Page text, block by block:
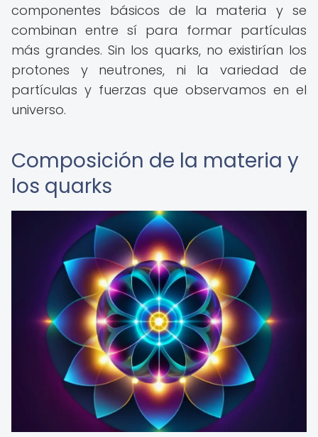
componentes básicos de la materia y se
combinan entre sí para formar partículas
más grandes. Sin los quarks, no existirían los
protones y neutrones, ni la variedad de
partículas y fuerzas que observamos en el
universo.
Composición de la materia y
los quarks